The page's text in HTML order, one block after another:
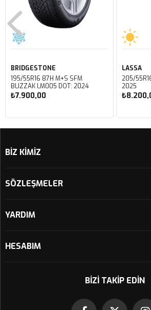
BRIDGESTONE
195/55R16 87H M+S SFM
BLIZZAK LM005 DOT: 2024
₺7.900,00
LASSA
205/
2025
BİZ KİMİZ
SÖZLEŞMELER
YARDIM
HESABIM
BIZI TAKIP EDIN